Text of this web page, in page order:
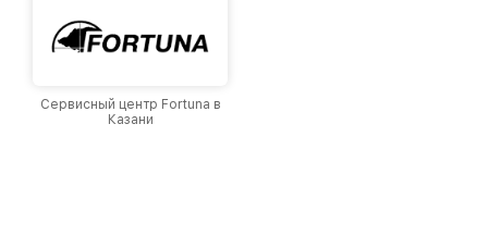
Сервисный центр Fortuna в
Казани